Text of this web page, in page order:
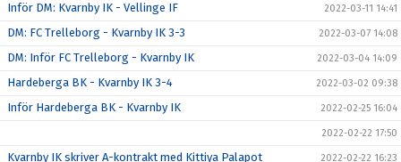
Inför DM: Kvarnby IK - Vellinge IF 2022-03-11 14:41
DM: FC Trelleborg - Kvarnby IK 3-3 2022-03-07 14:08
DM: Inför FC Trelleborg - Kvarnby IK 2022-03-04 14:09
Hardeberga BK - Kvarnby IK 3-4 2022-03-02 09:38
Inför Hardeberga BK - Kvarnby IK 2022-02-25 16:04
2022-02-22 17:50
Kvarnby IK skriver A-kontrakt med Kittiya Palapot 2022-02-22 16:23